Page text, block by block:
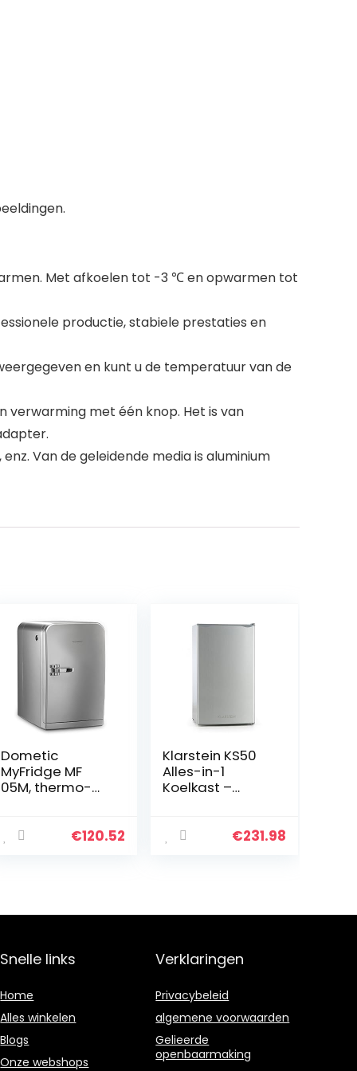
Met afkoelen tot -3 ℃ en opwarmen tot
productie, stabiele prestaties en
en kunt u de temperatuur van de
met één knop. Het is van
Van de geleidende media is aluminium
Dometic
MyFridge MF
05M, thermo-
liter, 230 V, voor
€120.52
Klarstein KS50
Alles-in-1
Koelkast –
Koelkast 90L, 7L
€231.98
Snelle links
Home
Alles winkelen
Blogs
Onze webshops
Verklaringen
Privacybeleid
algemene voorwaarden
Gelieerde
openbaarmaking